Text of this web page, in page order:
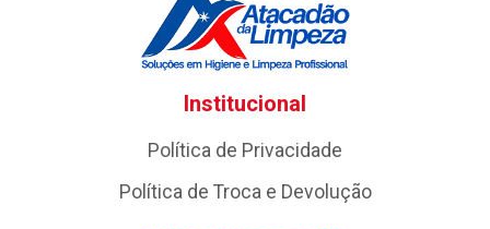
Institucional
Política de Privacidade
Política de Troca e Devolução